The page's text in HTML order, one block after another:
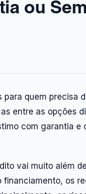
ou
quem precisa
entre as opções
com garantia e
vai muito além
os